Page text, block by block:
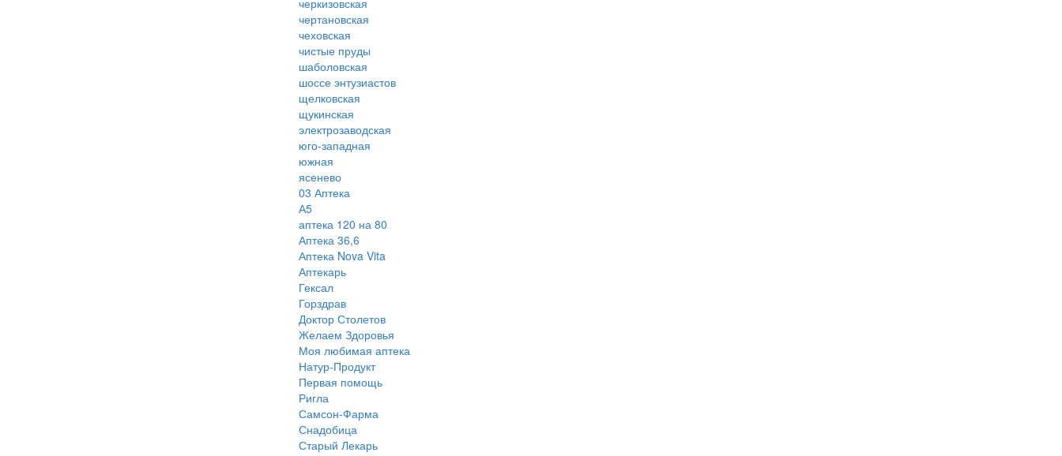
черкизовская
чертановская
чеховская
чистые пруды
шаболовская
шоссе энтузиастов
щелковская
щукинская
электрозаводская
юго-западная
южная
ясенево
03 Аптека
А5
аптека 120 на 80
Аптека 36,6
Аптека Nova Vita
Аптекарь
Гексал
Горздрав
Доктор Столетов
Желаем Здоровья
Моя любимая аптека
Натур-Продукт
Первая помощь
Ригла
Самсон-Фарма
Снадобица
Старый Лекарь